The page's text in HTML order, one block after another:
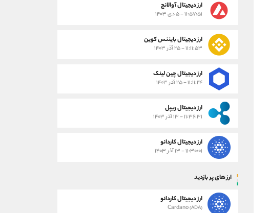
ارز دیجیتال آوالانچ
۱۱:۵۷:۵۱ - ۵ دی ۱۴۰۳
ارز دیجیتال بایننس کوین
۱۱:۱۱:۵۳ - ۲۵ آذر ۱۴۰۳
ارز دیجیتال چین لینک
۱۱:۱۱:۲۴ - ۲۵ آذر ۱۴۰۳
ارز دیجیتال ریپل
۱۱:۳۶:۳۱ - ۱۳ آذر ۱۴۰۳
ارز دیجیتال کاردانو
۱۱:۳۰:۰۱ - ۱۳ آذر ۱۴۰۳
ارز های پر بازدید
ارز دیجیتال کاردانو
Cardano(ADA)